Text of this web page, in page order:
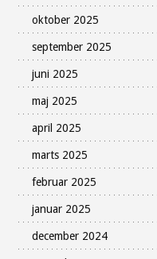
oktober 2025
september 2025
juni 2025
maj 2025
april 2025
marts 2025
februar 2025
januar 2025
december 2024